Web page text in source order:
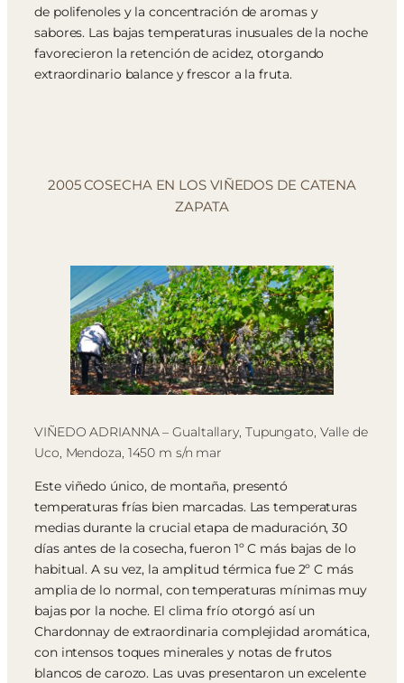
de polifenoles y la concentración de aromas y
sabores. Las bajas temperaturas inusuales de la noche
favorecieron la retención de acidez, otorgando
extraordinario balance y frescor a la fruta.
2005 COSECHA EN LOS VIÑEDOS DE CATENA
ZAPATA
VIÑEDO ADRIANNA – Gualtallary, Tupungato, Valle de
Uco, Mendoza, 1450 m s/n mar
Este viñedo único, de montaña, presentó
temperaturas frías bien marcadas. Las temperaturas
medias durante la crucial etapa de maduración, 30
días antes de la cosecha, fueron 1º C más bajas de lo
habitual. A su vez, la amplitud térmica fue 2º C más
amplia de lo normal, con temperaturas mínimas muy
bajas por la noche. El clima frío otorgó así un
Chardonnay de extraordinaria complejidad aromática,
con intensos toques minerales y notas de frutos
blancos de carozo. Las uvas presentaron un excelente